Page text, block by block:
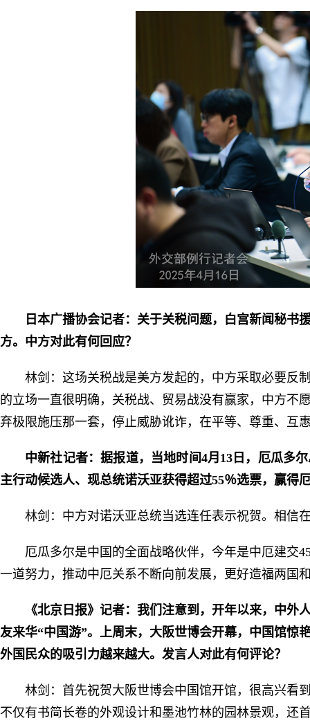
日本广播协会记者：关于关税问题，白宫新闻秘
方。中方对此有何回应？
林剑：这场关税战是美方发起的，中方采取必要反
的立场一直很明确，关税战、贸易战没有赢家，中方不
弃极限施压那一套，停止威胁讹诈，在平等、尊重、互
中新社记者：据报道，当地时间4月13日，厄瓜多
主行动候选人、现总统诺沃亚获得超过55％选票，赢得
林剑：中方对诺沃亚总统当选连任表示祝贺。相信
厄瓜多尔是中国的全面战略伙伴，今年是中厄建交
一道努力，推动中厄关系不断向前发展，更好造福两国
《北京日报》记者：我们注意到，开年以来，中
友来华“中国游”。上周末，大阪世博会开幕，中国馆惊
外国民众的吸引力越来越大。发言人对此有何评论？
林剑：首先祝贺大阪世博会中国馆开馆，很高兴看
不仅有书简长卷的外观设计和墨池竹林的园林景观，还